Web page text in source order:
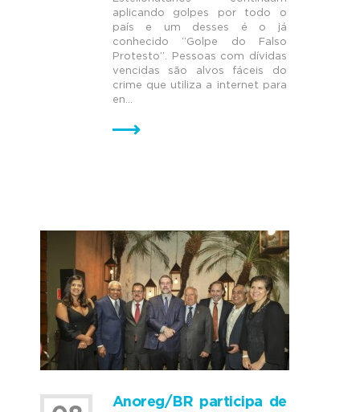
aplicando golpes por todo o
país e um desses é o já
conhecido “Golpe do Falso
Protesto”. Pessoas com dívidas
vencidas são alvos fáceis do
crime que utiliza a internet para
en...
Anoreg/BR participa de